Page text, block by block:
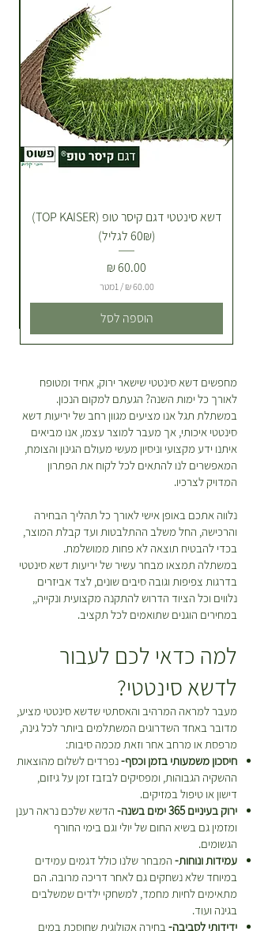
דשא סינטטי דגם קיסר טופ (TOP KAISER)
(60₪ לגליל)
מחיר
‏60.00 ‏₪
/1מטר
0
.
₪
ל
1
מ
ט
הוספה לסל
כל הארץ מתומכר בנפרד. **משלוחים
של צמחים לאירועים מתומכרים
בהתאם למרחק ע"פ מחירון הובלות
של מובילים חיצוניים עם רכב מסחרי
גדול. לקבלת מחירון הובלות לאירועים
יש ליצור קשר. זמן הגעה עד 7 ימי
עסקים אלא אם סוכם בטלפון אחרת.
בהתאם לתקנון אם הלקוח לא בבית
ההזמנה תחכה מחוץ לדלת. *הובלה
ייצרו עמכם קשר טלפוני לתיאום. ניתן
להזמין משלוח ליום אחרי בתיאום
מראש באיזור רעננה כפר סבא. *לא
ניתן לתאם שעת הגעה ספציפית של
השליח! ניתן לברר ערב לפני יום
המשלוח שלך לגבי צפי לטווח שעות
מצומצם להגעה אליך :) מהי מדיניות
להחזיר? אין שום בעיה! כל מוצר
שקיבלתם מאיתנו ניתן להחזרה או
החלפה כל עוד דווח בטווח של 48
שעות מקבלת המשלוח. ישנה עלות של
30 ש”ח בעבור המשלוח. במידה
ובחרתם להחזיר פריטים תהיה עלות
המקוריים ואלו יקוזזו מהזיכוי שמגיע
לכם. *יש לטפל בצמחים על פי
ההוראות המופיעות על גבי כל צמח
בעמוד המוצר עד למועד ביצוע
ההחזרה\החלפה.
מחפשים דשא סינטטי שישאר ירוק, אחיד ומטופח
לאורך כל ימות השנה? הגעתם למקום הנכון.
במשתלת תגל אנו מציעים מגוון רחב של יריעות דשא
סינטטי איכותי, אך מעבר למוצר עצמו, אנו מביאים
איתנו ידע מקצועי וניסיון מעשי מעולם הגינון והצומח,
המאפשרים לנו להתאים לכל לקוח את הפתרון
המדויק לצרכיו.
נלווה אתכם באופן אישי לאורך כל תהליך הבחירה
והרכישה, החל משלב ההתלבטות ועד קבלת המוצר,
בכדי להבטיח תוצאה לא פחות ממושלמת.
במשתלה תמצאו מבחר עשיר של יריעות דשא סינטטי
בדרגות צפיפות וגובה סיבים שונים, לצד אביזרים
נלווים וכל הציוד הדרוש להתקנה מקצועית ונקייה,,
במחירים הוגנים שתואמים לכל תקציב.
למה כדאי לכם לעבור
לדשא סינטטי?
מעבר למראה המרהיב והאסתטי שדשא סינטטי מציע,
מדובר באחד השדרוגים המשתלמים ביותר לכל גינה,
מרפסת או מרחב אחר וזאת מכמה סיבות:
חיסכון משמעותי בזמן וכסף-נפרדים לשלום מהוצאות
ההשקיה הגבוהות, ומפסיקים לבזבז זמן על גיזום,
דישון או טיפול במזיקים.
ירוק בעיניים 365 ימים בשנה-
הדשא שלכם נראה רענן
ומזמין גם בשיא החום של יולי וגם בימי החורף
הגשומים.
עמידות ונוחות- המבחר שלנו כולל דגמים עמידים
במיוחד שלא נשחקים גם לאחר דריכה מרובה. הם
מתאימים לחיות מחמד, למשחקי ילדים שמשלבים
בגינה ועוד.
ידידותי לסביבה-בחירה אקולוגית שחוסכת במים